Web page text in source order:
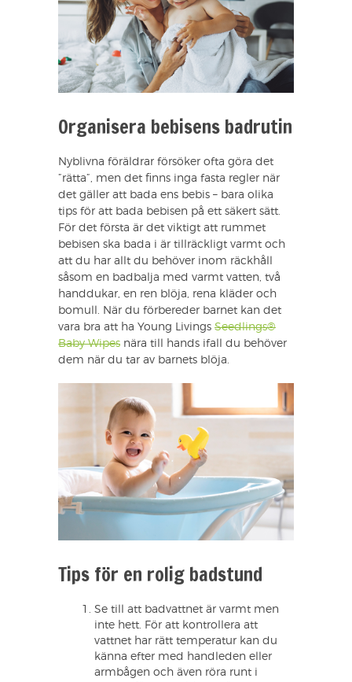
Organisera bebisens badrutin
Nyblivna föräldrar försöker ofta göra det
”rätta”, men det finns inga fasta regler när
det gäller att bada ens bebis – bara olika
tips för att bada bebisen på ett säkert sätt.
För det första är det viktigt att rummet
bebisen ska bada i är tillräckligt varmt och
att du har allt du behöver inom räckhåll
såsom en badbalja med varmt vatten, två
handdukar, en ren blöja, rena kläder och
bomull. När du förbereder barnet kan det
vara bra att ha Young Livings Seedlings®
Baby Wipes nära till hands ifall du behöver
dem när du tar av barnets blöja.
Tips för en rolig badstund
Se till att badvattnet är varmt men
inte hett. För att kontrollera att
vattnet har rätt temperatur kan du
känna efter med handleden eller
armbågen och även röra runt i